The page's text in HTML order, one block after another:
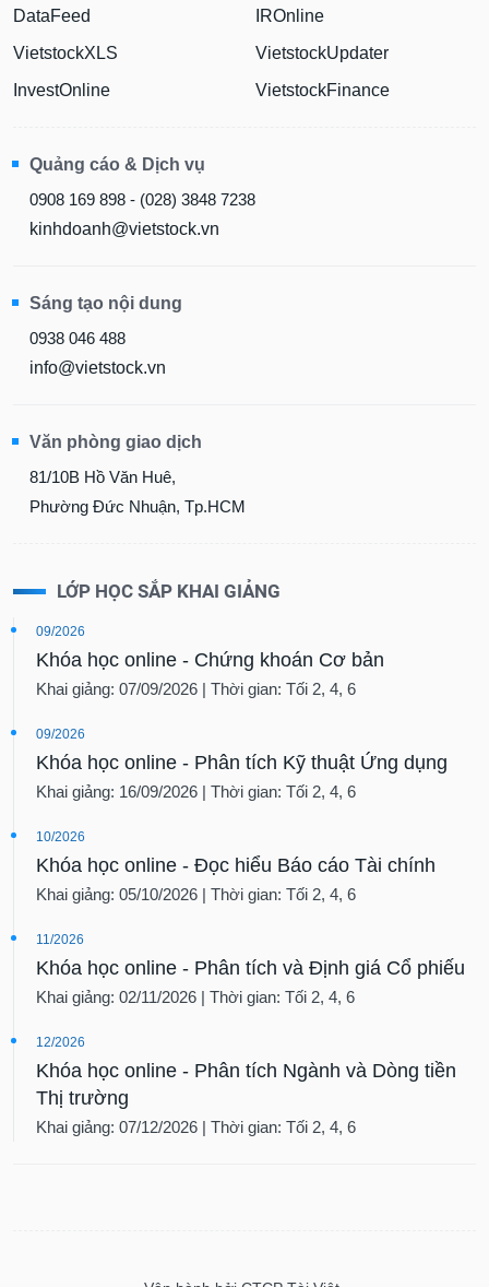
DataFeed
VietstockXLS
InvestOnline
IROnline
VietstockUpdater
VietstockFinance
Quảng cáo & Dịch vụ
0908 169 898 - (028) 3848 7238
kinhdoanh@vietstock.vn
Sáng tạo nội dung
0938 046 488
info@vietstock.vn
Văn phòng giao dịch
81/10B Hồ Văn Huê,
Phường Đức Nhuận, Tp.HCM
LỚP HỌC SẮP KHAI GIẢNG
09/2026
Khóa học online - Chứng khoán Cơ bản
Khai giảng: 07/09/2026 | Thời gian: Tối 2, 4, 6
09/2026
Khóa học online - Phân tích Kỹ thuật Ứng dụng
Khai giảng: 16/09/2026 | Thời gian: Tối 2, 4, 6
10/2026
Khóa học online - Đọc hiểu Báo cáo Tài chính
Khai giảng: 05/10/2026 | Thời gian: Tối 2, 4, 6
11/2026
Khóa học online - Phân tích và Định giá Cổ phiếu
Khai giảng: 02/11/2026 | Thời gian: Tối 2, 4, 6
12/2026
Khóa học online - Phân tích Ngành và Dòng tiền
Thị trường
Khai giảng: 07/12/2026 | Thời gian: Tối 2, 4, 6